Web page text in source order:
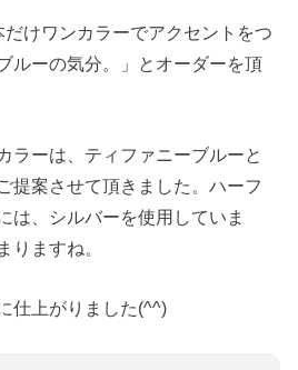
だけワンカラーでアクセントをつ
ルーの気分。」とオーダーを頂
ラーは、ティファニーブルーと
提案させて頂きました。ハーフ
は、シルバーを使用していま
りますね。
仕上がりました(^^)